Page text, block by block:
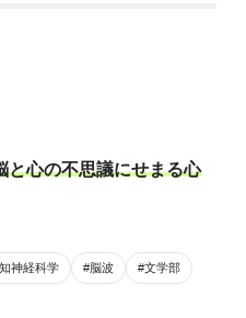
心の不思議にせまる心
神経科学 #脳波 #文学部